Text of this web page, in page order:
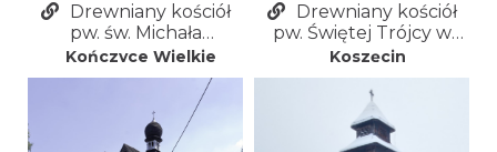
Drewniany kościół
pw. św. Michała
Archanioła w
Kończycach Wielkich
Kończyce Wielkie
Drewniany kościół
pw. Świętej Trójcy w
Koszęcinie
Koszęcin